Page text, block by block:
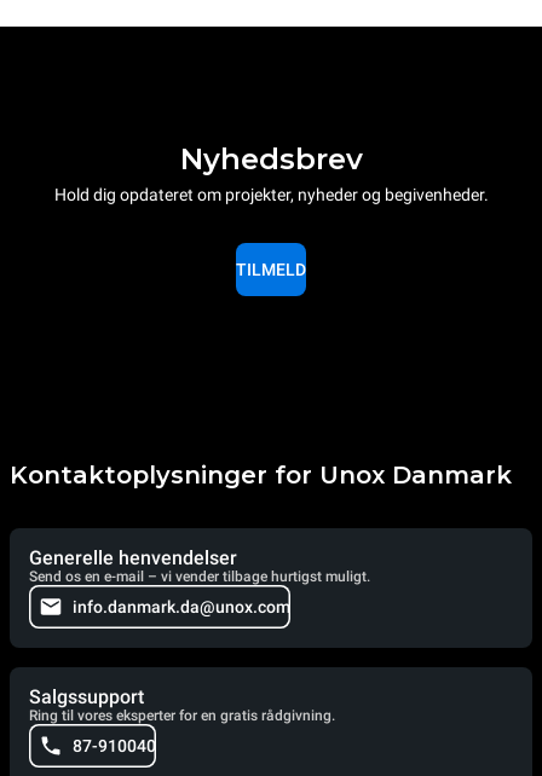
Nyhedsbrev
Hold dig opdateret om projekter, nyheder og begivenheder.
TILMELD
Kontaktoplysninger for Unox Danmark
Generelle henvendelser
Send os en e-mail – vi vender tilbage hurtigst muligt.
info.danmark.da@unox.com
Salgssupport
Ring til vores eksperter for en gratis rådgivning.
87-910040